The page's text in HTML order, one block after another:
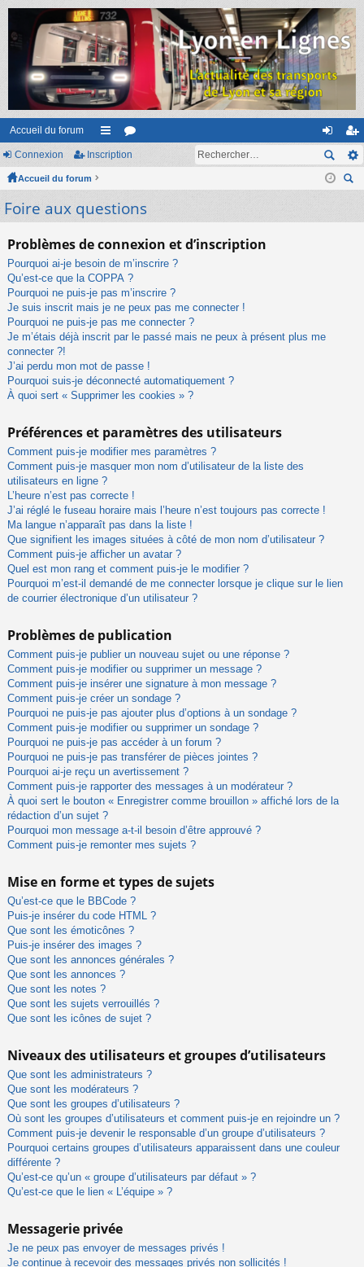
Accueil du forum
ac
ur
s
or
m
on
ne
ns
cri
Connexion Inscription
Accueil du forum
Foire aux questions
Problèmes de connexion et d’inscription
Pourquoi ai-je besoin de m’inscrire ?
Qu’est-ce que la COPPA ?
Pourquoi ne puis-je pas m’inscrire ?
Je suis inscrit mais je ne peux pas me connecter !
Pourquoi ne puis-je pas me connecter ?
Je m’étais déjà inscrit par le passé mais ne peux à présent plus me
connecter ?!
J’ai perdu mon mot de passe !
Pourquoi suis-je déconnecté automatiquement ?
À quoi sert « Supprimer les cookies » ?
Préférences et paramètres des utilisateurs
Comment puis-je modifier mes paramètres ?
Comment puis-je masquer mon nom d’utilisateur de la liste des
utilisateurs en ligne ?
L’heure n’est pas correcte !
J’ai réglé le fuseau horaire mais l’heure n’est toujours pas correcte !
Ma langue n’apparaît pas dans la liste !
Que signifient les images situées à côté de mon nom d’utilisateur ?
Comment puis-je afficher un avatar ?
Quel est mon rang et comment puis-je le modifier ?
Pourquoi m’est-il demandé de me connecter lorsque je clique sur le lien
de courrier électronique d’un utilisateur ?
Problèmes de publication
Comment puis-je publier un nouveau sujet ou une réponse ?
Comment puis-je modifier ou supprimer un message ?
Comment puis-je insérer une signature à mon message ?
Comment puis-je créer un sondage ?
Pourquoi ne puis-je pas ajouter plus d’options à un sondage ?
Comment puis-je modifier ou supprimer un sondage ?
Pourquoi ne puis-je pas accéder à un forum ?
Pourquoi ne puis-je pas transférer de pièces jointes ?
Pourquoi ai-je reçu un avertissement ?
Comment puis-je rapporter des messages à un modérateur ?
À quoi sert le bouton « Enregistrer comme brouillon » affiché lors de la
rédaction d’un sujet ?
Pourquoi mon message a-t-il besoin d’être approuvé ?
Comment puis-je remonter mes sujets ?
Mise en forme et types de sujets
Qu’est-ce que le BBCode ?
Puis-je insérer du code HTML ?
Que sont les émoticônes ?
Puis-je insérer des images ?
Que sont les annonces générales ?
Que sont les annonces ?
Que sont les notes ?
Que sont les sujets verrouillés ?
Que sont les icônes de sujet ?
Niveaux des utilisateurs et groupes d’utilisateurs
Que sont les administrateurs ?
Que sont les modérateurs ?
Que sont les groupes d’utilisateurs ?
Où sont les groupes d’utilisateurs et comment puis-je en rejoindre un ?
Comment puis-je devenir le responsable d’un groupe d’utilisateurs ?
Pourquoi certains groupes d’utilisateurs apparaissent dans une couleur
différente ?
Qu’est-ce qu’un « groupe d’utilisateurs par défaut » ?
Qu’est-ce que le lien « L’équipe » ?
Messagerie privée
Je ne peux pas envoyer de messages privés !
Je continue à recevoir des messages privés non sollicités !